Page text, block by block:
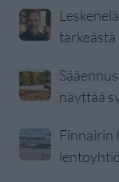
tärkeästä
näyttää
Finnairin